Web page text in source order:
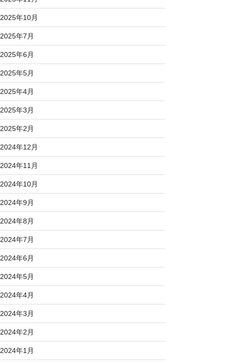
2025年10月
2025年7月
2025年6月
2025年5月
2025年4月
2025年3月
2025年2月
2024年12月
2024年11月
2024年10月
2024年9月
2024年8月
2024年7月
2024年6月
2024年5月
2024年4月
2024年3月
2024年2月
2024年1月